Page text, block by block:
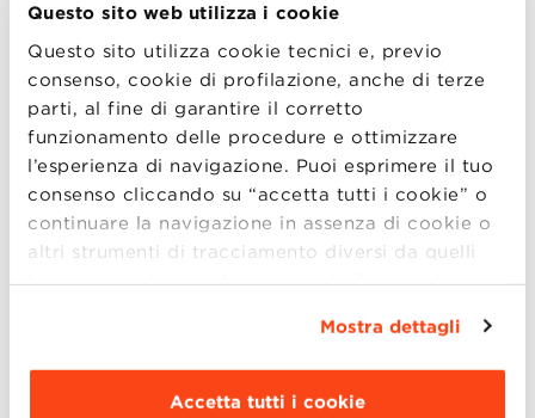
Questo sito web utilizza i cookie
Questo sito utilizza cookie tecnici e, previo
consenso, cookie di profilazione, anche di terze
parti, al fine di garantire il corretto
funzionamento delle procedure e ottimizzare
l’esperienza di navigazione. Puoi esprimere il tuo
consenso cliccando su “accetta tutti i cookie” o
continuare la navigazione in assenza di cookie o
altri strumenti di tracciamento diversi da quelli
tecnici semplicemente chiudendo il presente
Dettagli ”. Per
modificare le impostazioni di navigazione e
scegliere le funzionalità, le terze parti e i cookie
Mostra dettagli
Accetta tutti i cookie
strumenti digitali nei processi di selezione e
reclutamento. Nonostante ciò, solo il 7% delle
aziende ritiene di avere al proprio interno le
competenze necessarie per sfruttare al
meglio questi nuovi strumenti.
Questo gap
richiede che i direttori del
personale debbano interrogarsi su quali sono
le competenze del futuro utili a rispondere
Una ricerca condotta nel 2012 da Dave Ulrich